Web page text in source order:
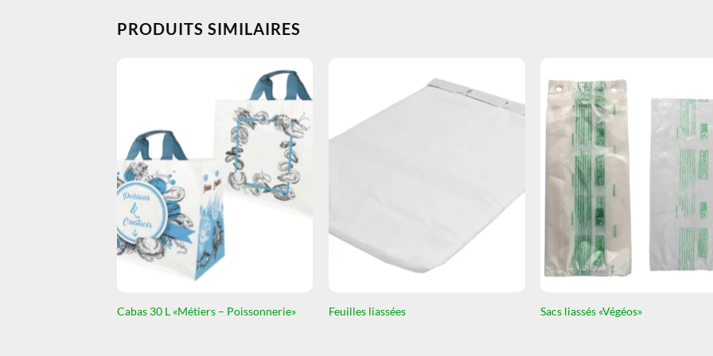
PRODUITS SIMILAIRES
Cabas 30 L «Métiers – Poissonnerie» Feuilles liassées Sacs liassés «Végéos»